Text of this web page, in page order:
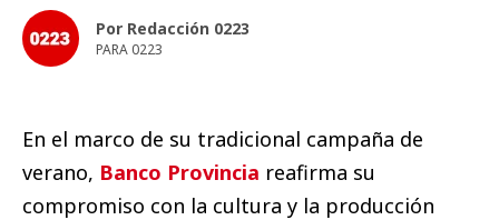
Por Redacción 0223
PARA 0223
En el marco de su tradicional campaña de
verano, Banco Provincia reafirma su
compromiso con la cultura y la producción